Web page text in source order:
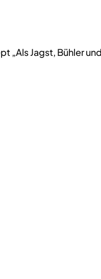
„Als Jagst, Bühler